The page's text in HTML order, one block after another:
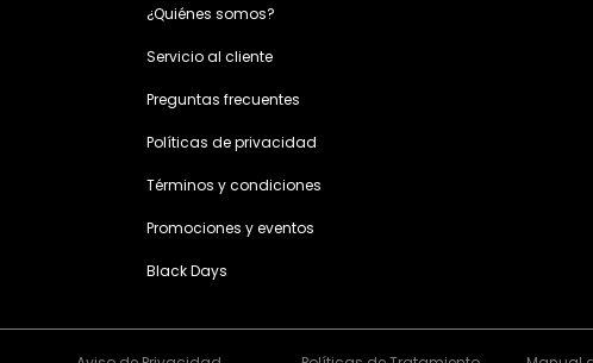
¿Quiénes somos?
Servicio al cliente
Preguntas frecuentes
Políticas de privacidad
Términos y condiciones
Promociones y eventos
Black Days